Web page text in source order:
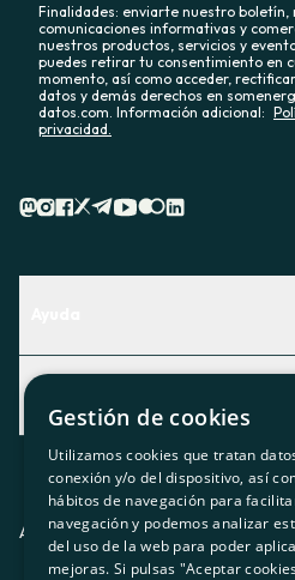
Finalidades: enviarte nuestro boletín,
comunicaciones informativas y
nuestros productos, servicios y
puedes retirar tu consentimiento en
momento, así como acceder,
datos y demás derechos en
datos.com. Información adicional:
privacidad.
Descubre qué servicio te
Contacto
Actualidad
El rincón de la socia
Prensa
Trabaja con nosotros
Aviso legalPolítica de privacidad
Gestión de cookies
Utilizamos cookies que tratan
conexión y/o del dispositivo, así
hábitos de navegación para
navegación y podemos analizar
del uso de la web para poder
mejoras. Si pulsas "Aceptar